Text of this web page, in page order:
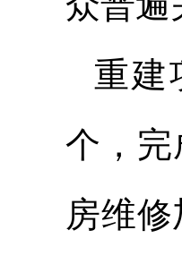
重建
个，完
房维